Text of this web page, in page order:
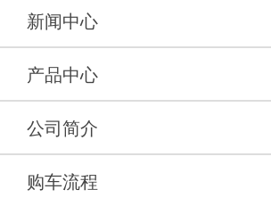
新闻中心
产品中心
公司简介
购车流程